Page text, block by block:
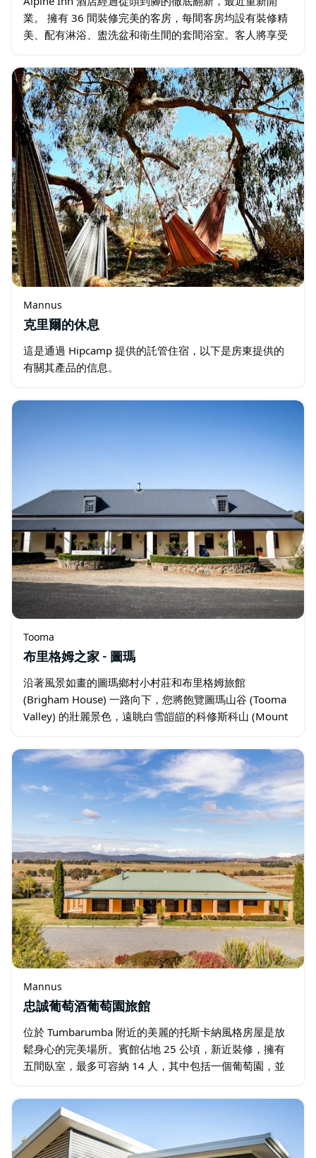
業。 擁有 36 間裝修完美的客房，每間客房均設有裝修精
美、配有淋浴、盥洗盆和衛生間的套間浴室。客人將享受
水壺、衣櫃和空調等設施…
Mannus
克里爾的休息
這是通過 Hipcamp 提供的託管住宿，以下是房東提供的
有關其產品的信息。
Tooma
布里格姆之家 - 圖瑪
沿著風景如畫的圖瑪鄉村小村莊和布里格姆旅館
(Brigham House) 一路向下，您將飽覽圖瑪山谷 (Tooma
Valley) 的壯麗景色，遠眺白雪皚皚的科修斯科山 (Mount
Mannus
忠誠葡萄酒葡萄園旅館
位於 Tumbarumba 附近的美麗的托斯卡納風格房屋是放
鬆身心的完美場所。賓館佔地 25 公頃，新近裝修，擁有
五間臥室，最多可容納 14 人，其中包括一個葡萄園，並
空調、超大甲板、火坑…